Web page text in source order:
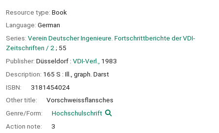
Resource type: Book
Language: German
Series: Verein Deutscher Ingenieure. Fortschrittberichte der VDI-
Zeitschriften / 2 ; 55
Publisher: Düsseldorf : VDI-Verl.,
1983
Description: 165 S : Ill., graph. Darst
ISBN:
3181454024
Other title:
Vorschweissflansches
Genre/Form:
Hochschulschrift
Action note:
3